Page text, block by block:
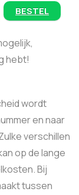
BESTEL
hebt!
wordt
en naar
verschillen
op de lange
Bij
tussen